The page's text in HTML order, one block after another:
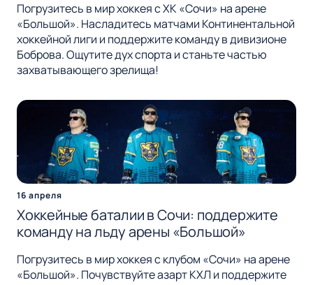
Погрузитесь в мир хоккея с ХК «Сочи» на арене
«Большой». Насладитесь матчами Континентальной
хоккейной лиги и поддержите команду в дивизионе
Боброва. Ощутите дух спорта и станьте частью
захватывающего зрелища!
16 апреля
Хоккейные баталии в Сочи: поддержите
команду на льду арены «Большой»
Погрузитесь в мир хоккея с клубом «Сочи» на арене
«Большой». Почувствуйте азарт КХЛ и поддержите